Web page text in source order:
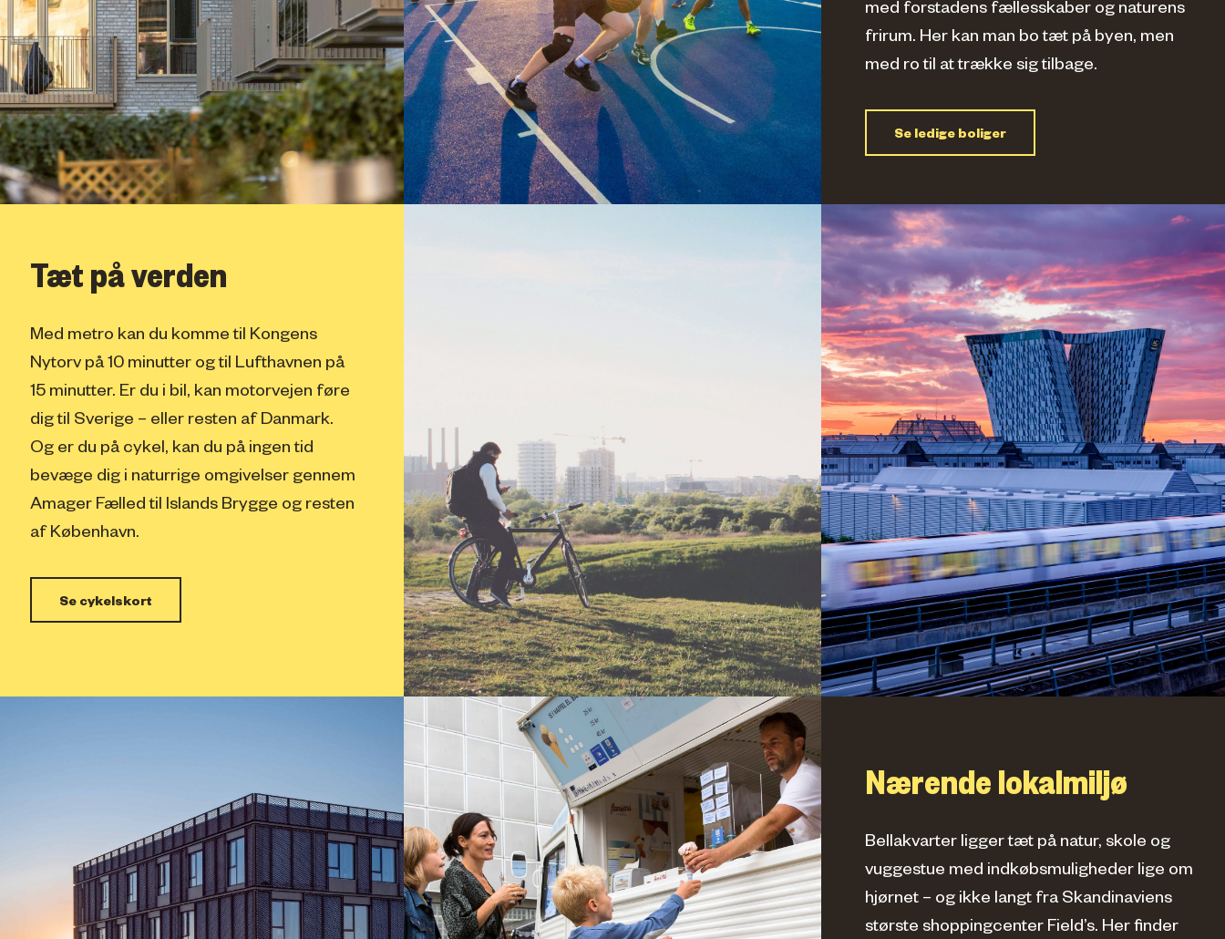
med forstadens fællesskaber og naturens
frirum. Her kan man bo tæt på byen, men
med ro til at trække sig tilbage.
Se ledige boliger
Tæt på verden
Med metro kan du komme til Kongens
Nytorv på 10 minutter og til Lufthavnen på
15 minutter. Er du i bil, kan motorvejen føre
dig til Sverige – eller resten af Danmark.
Og er du på cykel, kan du på ingen tid
bevæge dig i naturrige omgivelser gennem
Amager Fælled til Islands Brygge og resten
af København.
Se cykelskort
Nærende lokalmiljø
Bellakvarter ligger tæt på natur, skole og
vuggestue med indkøbsmuligheder lige om
hjørnet – og ikke langt fra Skandinaviens
største shoppingcenter Field’s. Her finder